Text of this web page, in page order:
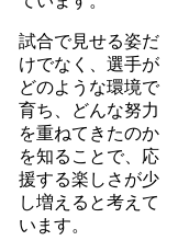
試合で見せる姿だ
けでなく、選手が
どのような環境で
育ち、どんな努力
を重ねてきたのか
を知ることで、応
援する楽しさが少
し増えると考えて
います。